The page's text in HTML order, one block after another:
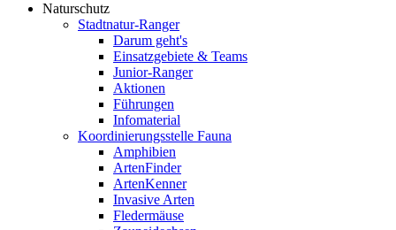
Naturschutz
Stadtnatur-Ranger
Darum geht's
Einsatzgebiete & Teams
Junior-Ranger
Aktionen
Führungen
Infomaterial
Koordinierungsstelle Fauna
Amphibien
ArtenFinder
ArtenKenner
Invasive Arten
Fledermäuse